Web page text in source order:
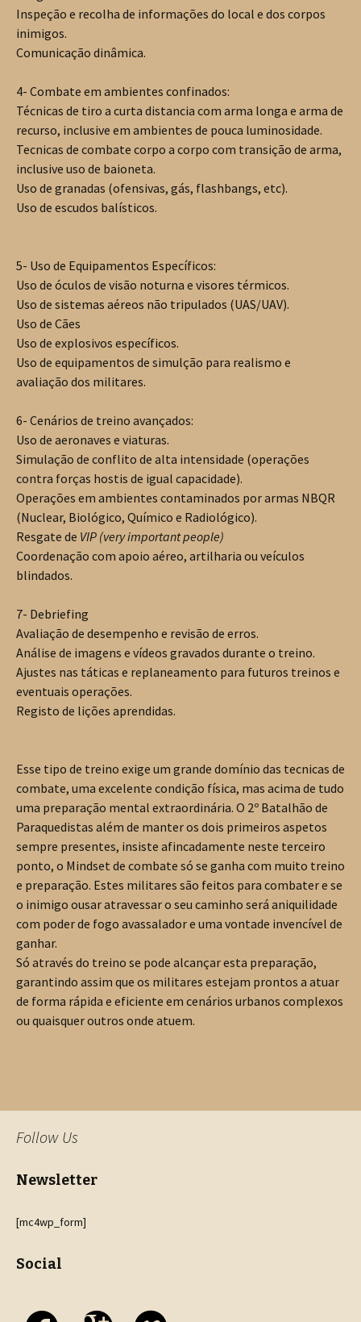
Inspeção e recolha de informações do local e dos corpos
inimigos.
Comunicação dinâmica.
4- Combate em ambientes confinados:
Técnicas de tiro a curta distancia com arma longa e arma de
recurso, inclusive em ambientes de pouca luminosidade.
Tecnicas de combate corpo a corpo com transição de arma,
inclusive uso de baioneta.
Uso de granadas (ofensivas, gás, flashbangs, etc).
Uso de escudos balísticos.
5- Uso de Equipamentos Específicos:
Uso de óculos de visão noturna e visores térmicos.
Uso de sistemas aéreos não tripulados (UAS/UAV).
Uso de Cães
Uso de explosivos específicos.
Uso de equipamentos de simulção para realismo e
avaliação dos militares.
6- Cenários de treino avançados:
Uso de aeronaves e viaturas.
Simulação de conflito de alta intensidade (operações
contra forças hostis de igual capacidade).
Operações em ambientes contaminados por armas NBQR
(Nuclear, Biológico, Químico e Radiológico).
Resgate de VIP (very important people)
Coordenação com apoio aéreo, artilharia ou veículos
blindados.
7- Debriefing
Avaliação de desempenho e revisão de erros.
Análise de imagens e vídeos gravados durante o treino.
Ajustes nas táticas e replaneamento para futuros treinos e
eventuais operações.
Registo de lições aprendidas.
Esse tipo de treino exige um grande domínio das tecnicas de
combate, uma excelente condição física, mas acima de tudo
uma preparação mental extraordinária. O 2º Batalhão de
Paraquedistas além de manter os dois primeiros aspetos
sempre presentes, insiste afincadamente neste terceiro
ponto, o Mindset de combate só se ganha com muito treino
e preparação. Estes militares são feitos para combater e se
o inimigo ousar atravessar o seu caminho será aniquilidade
com poder de fogo avassalador e uma vontade invencível de
ganhar.
Só através do treino se pode alcançar esta preparação,
garantindo assim que os militares estejam prontos a atuar
de forma rápida e eficiente em cenários urbanos complexos
ou quaisquer outros onde atuem.
Follow Us
Newsletter
[mc4wp_form]
Social